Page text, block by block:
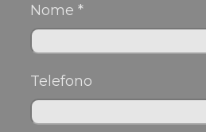
Nome *
Telefono